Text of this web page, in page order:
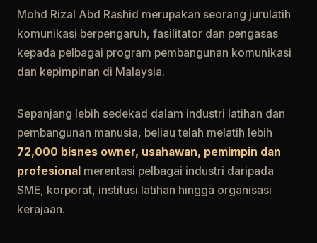
Mohd Rizal Abd Rashid merupakan seorang jurulatih
komunikasi berpengaruh, fasilitator dan pengasas
kepada pelbagai program pembangunan komunikasi
dan kepimpinan di Malaysia.
Sepanjang lebih sedekad dalam industri latihan dan
pembangunan manusia, beliau telah melatih lebih
72,000 bisnes owner, usahawan, pemimpin dan
profesional merentasi pelbagai industri daripada
SME, korporat, institusi latihan hingga organisasi
kerajaan.